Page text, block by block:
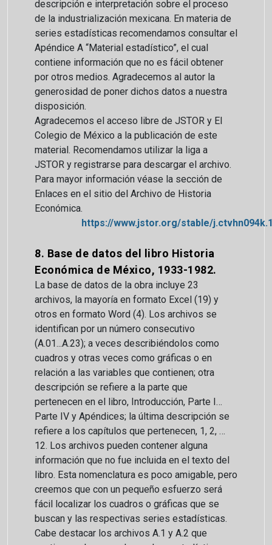
descripción e interpretación sobre el proceso
de la industrialización mexicana. En materia de
series estadísticas recomendamos consultar el
Apéndice A “Material estadístico”, el cual
contiene información que no es fácil obtener
por otros medios. Agradecemos al autor la
generosidad de poner dichos datos a nuestra
disposición.
Agradecemos el acceso libre de JSTOR y El
Colegio de México a la publicación de este
material. Recomendamos utilizar la liga a
JSTOR y registrarse para descargar el archivo.
Para mayor información véase la sección de
Enlaces en el sitio del Archivo de Historia
Económica.
https://www.jstor.org/stable/
8. Base de datos del libro Historia
Económica de México, 1933-1982.
La base de datos de la obra incluye 23
archivos, la mayoría en formato Excel (19) y
otros en formato Word (4). Los archivos se
identifican por un número consecutivo
(A.01...A.23); a veces describiéndolos como
cuadros y otras veces como gráficas o en
relación a las variables que contienen; otra
descripción se refiere a la parte que
pertenecen en el libro, Introducción, Parte I…
Parte IV y Apéndices; la última descripción se
refiere a los capítulos que pertenecen, 1, 2, …
12. Los archivos pueden contener alguna
información que no fue incluida en el texto del
libro. Esta nomenclatura es poco amigable, pero
creemos que con un pequeño esfuerzo será
fácil localizar los cuadros o gráficas que se
buscan y las respectivas series estadísticas.
Cabe destacar los archivos A.1 y A.2 que